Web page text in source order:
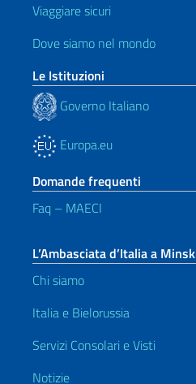
Viaggiare sicuri
Dove siamo nel mondo
Le Istituzioni
Governo Italiano
Europa.eu
Domande frequenti
Faq – MAECI
L’Ambasciata d’Italia a Minsk
Chi siamo
Italia e Bielorussia
Servizi Consolari e Visti
Notizie